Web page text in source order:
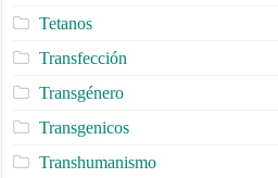
Tetanos
Transfección
Transgénero
Transgenicos
Transhumanismo